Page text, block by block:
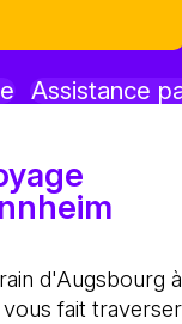
Assistance
d'Augsbourg à
fait traverser